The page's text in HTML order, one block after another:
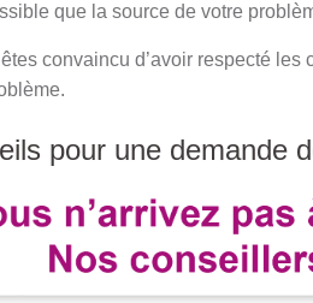
que la source de votre
convaincu d’avoir respecté
pour une demande